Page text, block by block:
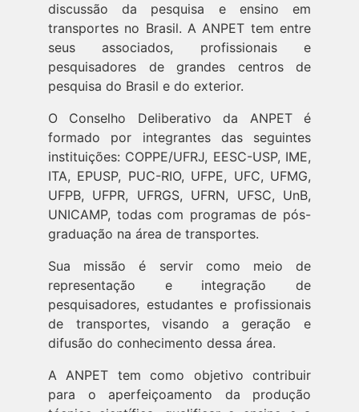
discussão da pesquisa e ensino em
transportes no Brasil. A ANPET tem entre
seus associados, profissionais e
pesquisadores de grandes centros de
pesquisa do Brasil e do exterior.
O Conselho Deliberativo da ANPET é
formado por integrantes das seguintes
instituições: COPPE/UFRJ, EESC-USP, IME,
ITA, EPUSP, PUC-RIO, UFPE, UFC, UFMG,
UFPB, UFPR, UFRGS, UFRN, UFSC, UnB,
UNICAMP, todas com programas de pós-
graduação na área de transportes.
Sua missão é servir como meio de
representação e integração de
pesquisadores, estudantes e profissionais
de transportes, visando a geração e
difusão do conhecimento dessa área.
A ANPET tem como objetivo contribuir
para o aperfeiçoamento da produção